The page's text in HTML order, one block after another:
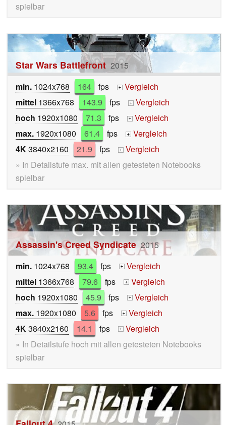
spielbar
Star Wars Battlefront 2015
min. 1024x768 164 fps +
Vergleich
mittel 1366x768 143.9 fps +
Vergleich
hoch 1920x1080 71.3 fps +
Vergleich
max. 1920x1080 61.4 fps +
Vergleich
4K3840x2160 21.9 fps +
Vergleich
» In Detailstufe max. mit allen getesteten Notebooks
spielbar
Assassin's Creed Syndicate 2015
min. 1024x768 93.4 fps +
Vergleich
mittel 1366x768 79.6 fps +
Vergleich
hoch 1920x1080 45.9 fps +
Vergleich
max. 1920x1080 5.6 fps +
Vergleich
4K 3840x2160 14.1 fps +
Vergleich
» In Detailstufe hoch mit allen getesteten Notebooks
spielbar